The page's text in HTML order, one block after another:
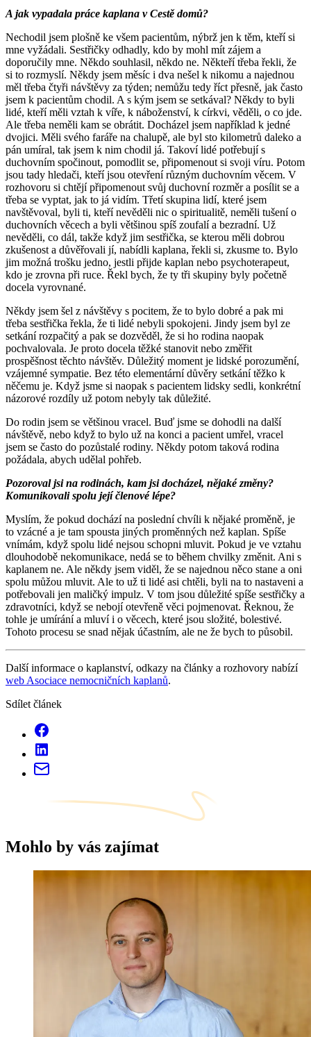
A jak vypadala práce kaplana v Cestě domů?
Nechodil jsem plošně ke všem pacientům, nýbrž jen k těm, kteří si
mne vyžádali. Sestřičky odhadly, kdo by mohl mít zájem a
doporučily mne. Někdo souhlasil, někdo ne. Někteří třeba řekli, že
si to rozmyslí. Někdy jsem měsíc i dva nešel k nikomu a najednou
měl třeba čtyři návštěvy za týden; nemůžu tedy říct přesně, jak často
jsem k pacientům chodil. A s kým jsem se setkával? Někdy to byli
lidé, kteří měli vztah k víře, k náboženství, k církvi, věděli, o co jde.
Ale třeba neměli kam se obrátit. Docházel jsem například k jedné
dvojici. Měli svého faráře na chalupě, ale byl sto kilometrů daleko a
pán umíral, tak jsem k nim chodil já. Takoví lidé potřebují s
duchovním spočinout, pomodlit se, připomenout si svoji víru. Potom
jsou tady hledači, kteří jsou otevření různým duchovním věcem. V
rozhovoru si chtějí připomenout svůj duchovní rozměr a posílit se a
třeba se vyptat, jak to já vidím. Třetí skupina lidí, které jsem
navštěvoval, byli ti, kteří nevěděli nic o spiritualitě, neměli tušení o
duchovních věcech a byli většinou spíš zoufalí a bezradní. Už
nevěděli, co dál, takže když jim sestřička, se kterou měli dobrou
zkušenost a důvěřovali jí, nabídli kaplana, řekli si, zkusme to. Bylo
jim možná trošku jedno, jestli přijde kaplan nebo psychoterapeut,
kdo je zrovna při ruce. Řekl bych, že ty tři skupiny byly početně
docela vyrovnané.
Někdy jsem šel z návštěvy s pocitem, že to bylo dobré a pak mi
třeba sestřička řekla, že ti lidé nebyli spokojeni. Jindy jsem byl ze
setkání rozpačitý a pak se dozvěděl, že si ho rodina naopak
pochvalovala. Je proto docela těžké stanovit nebo změřit
prospěšnost těchto návštěv. Důležitý moment je lidské porozumění,
vzájemné sympatie. Bez této elementární důvěry setkání těžko k
něčemu je. Když jsme si naopak s pacientem lidsky sedli, konkrétní
názorové rozdíly už potom nebyly tak důležité.
Do rodin jsem se většinou vracel. Buď jsme se dohodli na další
návštěvě, nebo když to bylo už na konci a pacient umřel, vracel
jsem se často do pozůstalé rodiny. Někdy potom taková rodina
požádala, abych udělal pohřeb.
Pozoroval jsi na rodinách, kam jsi docházel, nějaké změny?
Komunikovali spolu její členové lépe?
Myslím, že pokud dochází na poslední chvíli k nějaké proměně, je
to vzácné a je tam spousta jiných proměnných než kaplan. Spíše
vnímám, když spolu lidé nejsou schopni mluvit. Pokud je ve vztahu
dlouhodobě nekomunikace, nedá se to během chvilky změnit. Ani s
kaplanem ne. Ale někdy jsem viděl, že se najednou něco stane a oni
spolu můžou mluvit. Ale to už ti lidé asi chtěli, byli na to nastaveni a
potřebovali jen maličký impulz. V tom jsou důležité spíše sestřičky a
zdravotníci, když se nebojí otevřeně věci pojmenovat. Řeknou, že
tohle je umírání a mluví i o věcech, které jsou složité, bolestivé.
Tohoto procesu se snad nějak účastním, ale ne že bych to působil.
Další informace o kaplanství, odkazy na články a rozhovory nabízí
web Asociace nemocničních kaplanů.
Sdílet článek
Mohlo by vás zajímat